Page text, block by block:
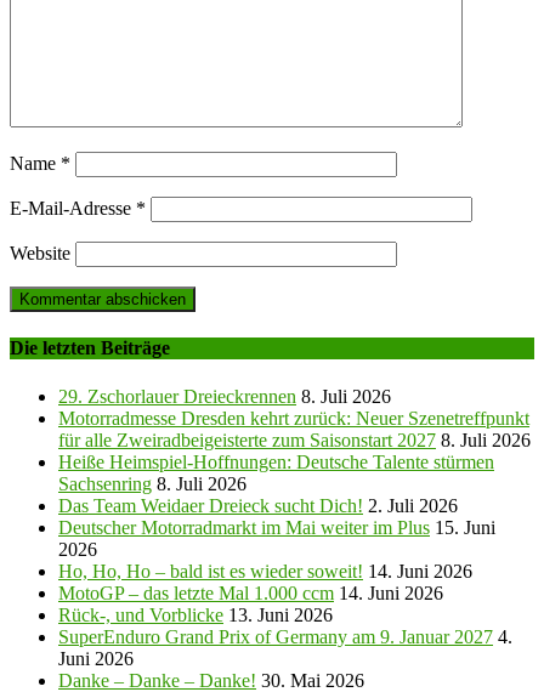
Name *
E-Mail-Adresse *
Website
Die letzten Beiträge
29. Zschorlauer Dreieckrennen 8. Juli 2026
Motorradmesse Dresden kehrt zurück: Neuer Szenetreffpunkt
für alle Zweiradbeigeisterte zum Saisonstart 2027 8. Juli 2026
Heiße Heimspiel-Hoffnungen: Deutsche Talente stürmen
Sachsenring 8. Juli 2026
Das Team Weidaer Dreieck sucht Dich! 2. Juli 2026
Deutscher Motorradmarkt im Mai weiter im Plus 15. Juni
2026
Ho, Ho, Ho – bald ist es wieder soweit! 14. Juni 2026
MotoGP – das letzte Mal 1.000 ccm 14. Juni 2026
Rück-, und Vorblicke 13. Juni 2026
SuperEnduro Grand Prix of Germany am 9. Januar 2027 4.
Juni 2026
Danke – Danke – Danke! 30. Mai 2026